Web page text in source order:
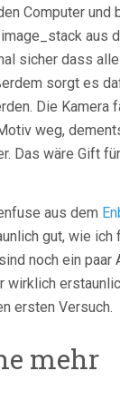
Computer und
aus
sicher dass
sorgt es
Die Kamera
weg,
Das wäre Gift
aus dem
gut, wie ich
noch ein paar
wirklich
ersten Versuch.
mehr